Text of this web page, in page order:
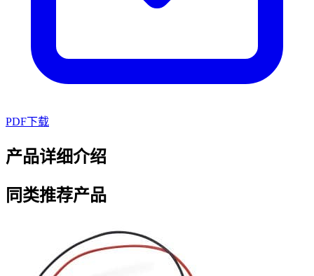
PDF下载
产品详细介绍
同类推荐产品